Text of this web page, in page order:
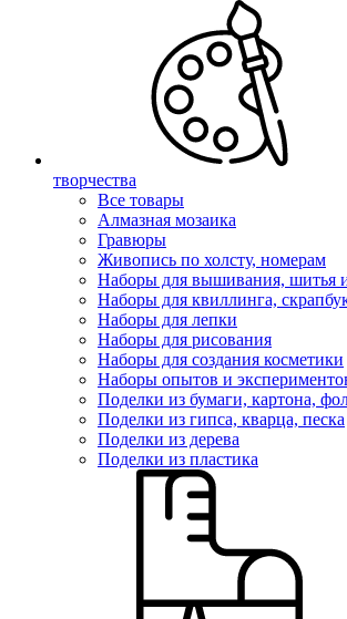
творчества
Все товары
Алмазная мозаика
Гравюры
Живопись по холсту, номерам
Наборы для вышивания, шитья
Наборы для квиллинга,
Наборы для лепки
Наборы для рисования
Наборы для создания косметики
Наборы опытов и
Поделки из бумаги, картона,
Поделки из гипса, кварца, песка
Поделки из дерева
Поделки из пластика